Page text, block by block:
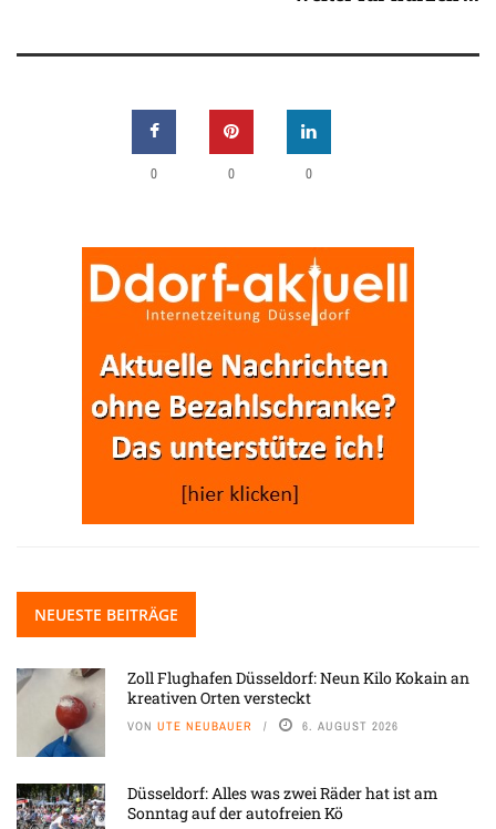
0 0 0
NEUESTE BEITRÄGE
Zoll Flughafen Düsseldorf: Neun Kilo Kokain an
kreativen Orten versteckt
VON UTE NEUBAUER 6. AUGUST 2026
Düsseldorf: Alles was zwei Räder hat ist am
Sonntag auf der autofreien Kö